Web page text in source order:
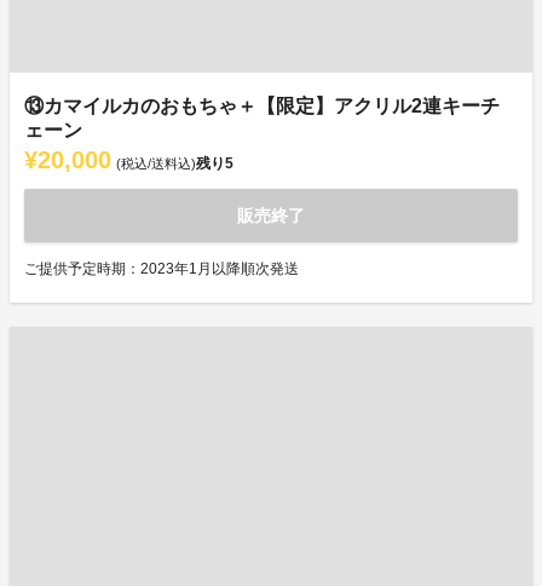
⑬カマイルカのおもちゃ＋【限定】アクリル2連キーチ
ェーン
¥20,000 (税込/送料込)残り5
販売終了
ご提供予定時期：2023年1月以降順次発送